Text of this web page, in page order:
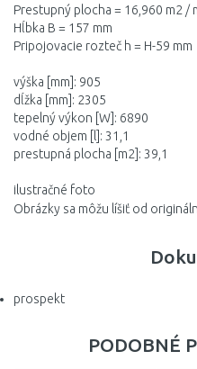
Prestupný plocha = 16,960 m2 /
Hĺbka B = 157 mm
Pripojovacie rozteč h = H-59 mm
výška [mm]: 905
dĺžka [mm]: 2305
tepelný výkon [W]: 6890
vodné objem [l]: 31,1
prestupná plocha [m2]: 39,1
ilustračné foto
Obrázky sa môžu líšiť od
prospekt
PODOBNÉ